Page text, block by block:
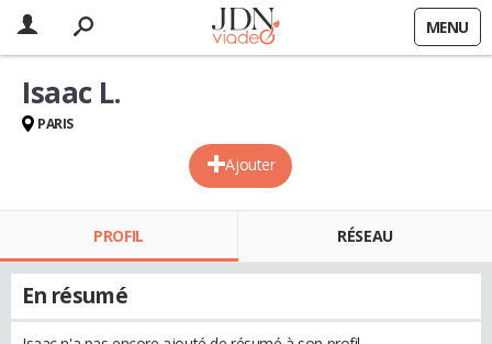
MENU
Ajouter
Isaac L.
PARIS
PROFIL RÉSEAU
En résumé